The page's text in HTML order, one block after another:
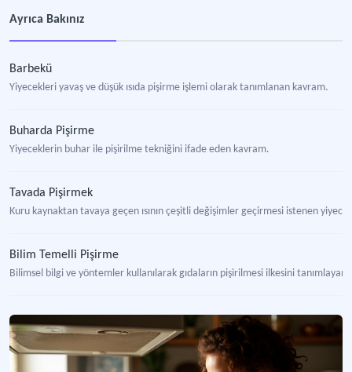
Ayrıca Bakınız
Barbekü
Yiyecekleri yavaş ve düşük ısıda pişirme işlemi olarak tanımlanan kavram.
Buharda Pişirme
Yiyeceklerin buhar ile pişirilme tekniğini ifade eden kavram.
Tavada Pişirmek
Kuru kaynaktan tavaya geçen ısının çeşitli değişimler geçirmesi istenen
Bilim Temelli Pişirme
Bilimsel bilgi ve yöntemler kullanılarak gıdaların pişirilmesi ilkesini tanımlayan
Boiling Haşlama
Bir besin maddesini kaynayan sıvı içinde pişirme yöntemi.